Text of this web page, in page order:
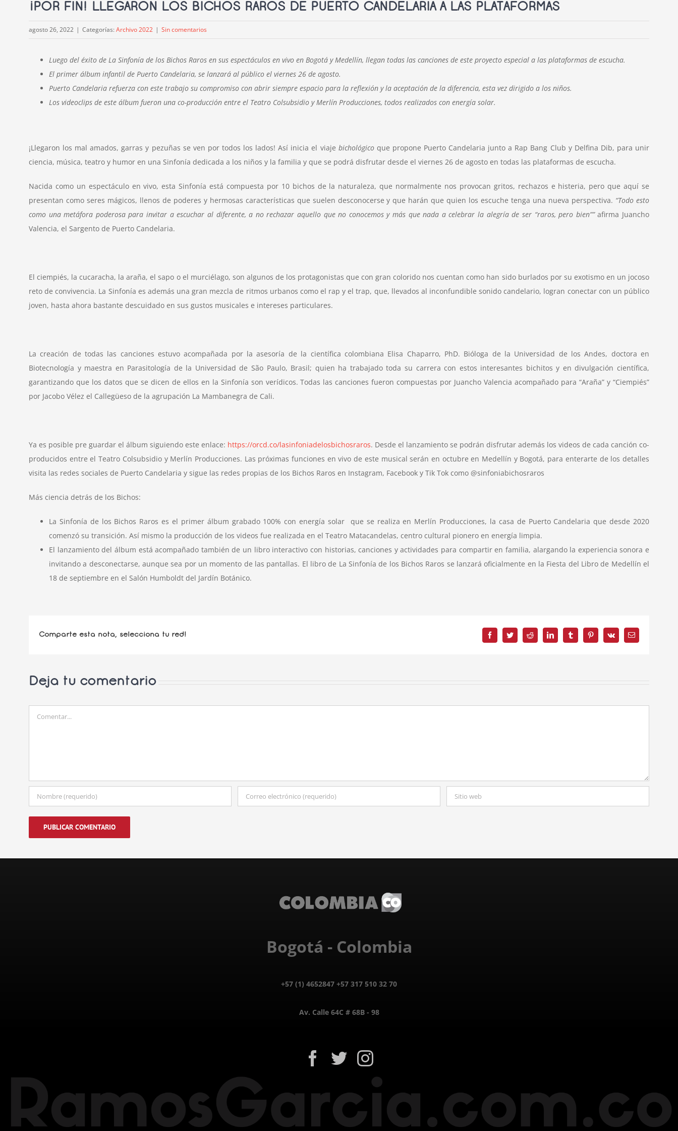
¡POR FIN! LLEGARON LOS BICHOS RAROS DE PUERTO CANDELARIA A LAS PLATAFORMAS
agosto 26, 2022 | Categorías: Archivo 2022 | Sin comentarios
Luego del éxito de La Sinfonía de los Bichos Raros en sus espectáculos en vivo en Bogotá y Medellín, llegan todas las canciones de este proyecto especial a las plataformas de escucha.
El primer álbum infantil de Puerto Candelaria, se lanzará al público el viernes 26 de agosto.
Puerto Candelaria refuerza con este trabajo su compromiso con abrir siempre espacio para la reflexión y la aceptación de la diferencia, esta vez dirigido a los niños.
Los videoclips de este álbum fueron una co-producción entre el Teatro Colsubsidio y Merlín Producciones, todos realizados con energía solar.
¡Llegaron los mal amados, garras y pezuñas se ven por todos los lados! Así inicia el viaje bichológico que propone Puerto Candelaria junto a Rap Bang Club y Delfina Dib, para unir
ciencia, música, teatro y humor en una Sinfonía dedicada a los niños y la familia y que se podrá disfrutar desde el viernes 26 de agosto en todas las plataformas de escucha.
Nacida como un espectáculo en vivo, esta Sinfonía está compuesta por 10 bichos de la naturaleza, que normalmente nos provocan gritos, rechazos e histeria, pero que aquí se
presentan como seres mágicos, llenos de poderes y hermosas características que suelen desconocerse y que harán que quien los escuche tenga una nueva perspectiva. “Todo esto
como una metáfora poderosa para invitar a escuchar al diferente, a no rechazar aquello que no conocemos y más que nada a celebrar la alegría de ser “raros, pero bien””afirma Juancho
Valencia, el Sargento de Puerto Candelaria.
El ciempiés, la cucaracha, la araña, el sapo o el murciélago, son algunos de los protagonistas que con gran colorido nos cuentan como han sido burlados por su exotismo en un jocoso
reto de convivencia. La Sinfonía es además una gran mezcla de ritmos urbanos como el rap y el trap, que, llevados al inconfundible sonido candelario, logran conectar con un público
joven, hasta ahora bastante descuidado en sus gustos musicales e intereses particulares.
La creación de todas las canciones estuvo acompañada por la asesoría de la científica colombiana Elisa Chaparro, PhD. Bióloga de la Universidad de los Andes, doctora en
Biotecnología y maestra en Parasitología de la Universidad de São Paulo, Brasil; quien ha trabajado toda su carrera con estos interesantes bichitos y en divulgación científica,
garantizando que los datos que se dicen de ellos en la Sinfonía son verídicos. Todas las canciones fueron compuestas por Juancho Valencia acompañado para “Araña” y “Ciempiés”
por Jacobo Vélez el Callegüeso de la agrupación La Mambanegra de Cali.
Ya es posible pre guardar el álbum siguiendo este enlace: https://orcd.co/lasinfoniadelosbichosraros. Desde el lanzamiento se podrán disfrutar además los videos de cada canción co-
producidos entre el Teatro Colsubsidio y Merlín Producciones. Las próximas funciones en vivo de este musical serán en octubre en Medellín y Bogotá, para enterarte de los detalles
visita las redes sociales de Puerto Candelaria y sigue las redes propias de los Bichos Raros en Instagram, Facebook y Tik Tok como @sinfoniabichosraros
Más ciencia detrás de los Bichos:
La Sinfonía de los Bichos Raros es el primer álbum grabado 100% con energía solar que se realiza en Merlín Producciones, la casa de Puerto Candelaria que desde 2020
comenzó su transición. Así mismo la producción de los videos fue realizada en el Teatro Matacandelas, centro cultural pionero en energía limpia.
El lanzamiento del álbum está acompañado también de un libro interactivo con historias, canciones y actividades para compartir en familia, alargando la experiencia sonora e
invitando a desconectarse, aunque sea por un momento de las pantallas. El libro de La Sinfonía de los Bichos Raros se lanzará oficialmente en la Fiesta del Libro de Medellín el
18 de septiembre en el Salón Humboldt del Jardín Botánico.
Comparte esta nota, selecciona tu red! FacebookTwitterReddit LinkedInTumblrPinterest
Vk
Correo
electrónico
Deja tu comentario
Bogotá - Colombia
+57 (1) 4652847 +57 317 510 32 70
Av. Calle 64C # 68B - 98